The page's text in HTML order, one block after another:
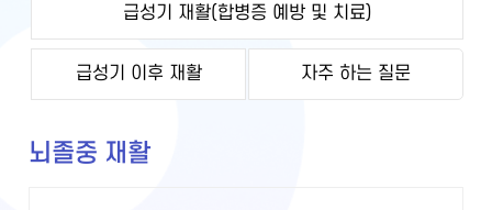
급성기 재활(합병증 예방 및 치료)
급성기 이후 재활 자주 하는 질문
뇌졸중 재활